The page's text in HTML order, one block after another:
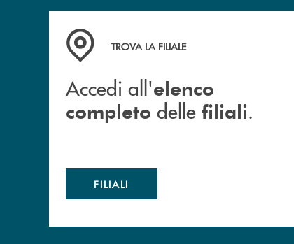
Accedi all' elenco completo delle filiali .
TROVA LA FILIALE
Accedi all'elenco
completo delle filiali.
FILIALI